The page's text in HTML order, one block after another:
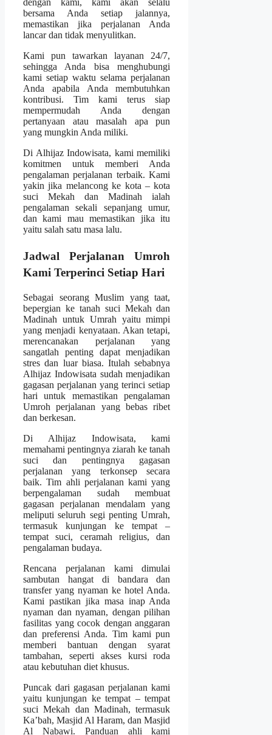
dengan kami, kami akan selalu
bersama Anda setiap jalannya,
memastikan jika perjalanan Anda
lancar dan tidak menyulitkan.
Kami pun tawarkan layanan 24/7,
sehingga Anda bisa menghubungi
kami setiap waktu selama perjalanan
Anda apabila Anda membutuhkan
kontribusi. Tim kami terus siap
mempermudah Anda dengan
pertanyaan atau masalah apa pun
yang mungkin Anda miliki.
Di Alhijaz Indowisata, kami memiliki
komitmen untuk memberi Anda
pengalaman perjalanan terbaik. Kami
yakin jika melancong ke kota – kota
suci Mekah dan Madinah ialah
pengalaman sekali sepanjang umur,
dan kami mau memastikan jika itu
yaitu salah satu masa lalu.
Jadwal Perjalanan Umroh
Kami Terperinci Setiap Hari
Sebagai seorang Muslim yang taat,
bepergian ke tanah suci Mekah dan
Madinah untuk Umrah yaitu mimpi
yang menjadi kenyataan. Akan tetapi,
merencanakan perjalanan yang
sangatlah penting dapat menjadikan
stres dan luar biasa. Itulah sebabnya
Alhijaz Indowisata sudah menjadikan
gagasan perjalanan yang terinci setiap
hari untuk memastikan pengalaman
Umroh perjalanan yang bebas ribet
dan berkesan.
Di Alhijaz Indowisata, kami
memahami pentingnya ziarah ke tanah
suci dan pentingnya gagasan
perjalanan yang terkonsep secara
baik. Tim ahli perjalanan kami yang
berpengalaman sudah membuat
gagasan perjalanan mendalam yang
meliputi seluruh segi penting Umrah,
termasuk kunjungan ke tempat –
tempat suci, ceramah religius, dan
pengalaman budaya.
Rencana perjalanan kami dimulai
sambutan hangat di bandara dan
transfer yang nyaman ke hotel Anda.
Kami pastikan jika masa inap Anda
nyaman dan nyaman, dengan pilihan
fasilitas yang cocok dengan anggaran
dan preferensi Anda. Tim kami pun
memberi bantuan dengan syarat
tambahan, seperti akses kursi roda
atau kebutuhan diet khusus.
Puncak dari gagasan perjalanan kami
yaitu kunjungan ke tempat – tempat
suci Mekah dan Madinah, termasuk
Ka’bah, Masjid Al Haram, dan Masjid
Al Nabawi. Panduan ahli kami